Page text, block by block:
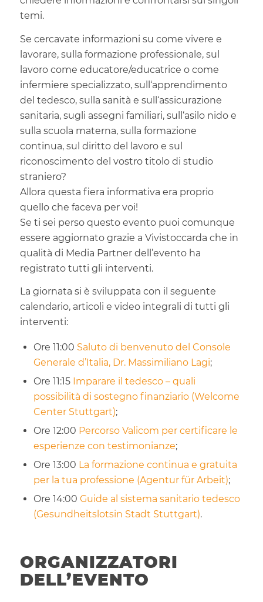
temi.
Se cercavate informazioni su come vivere e
lavorare, sulla formazione professionale, sul
lavoro come educatore/educatrice o come
infermiere specializzato, sull‘apprendimento
del tedesco, sulla sanità e sull‘assicurazione
sanitaria, sugli assegni familiari, sull‘asilo nido e
sulla scuola materna, sulla formazione
continua, sul diritto del lavoro e sul
riconoscimento del vostro titolo di studio
straniero?
Allora questa fiera informativa era proprio
quello che faceva per voi!
Se ti sei perso questo evento puoi comunque
essere aggiornato grazie a Vivistoccarda che in
qualità di Media Partner dell’evento ha
registrato tutti gli interventi.
La giornata si è sviluppata con il seguente
calendario, articoli e video integrali di tutti gli
interventi:
Ore 11:00 Saluto di benvenuto del Console
Generale d’Italia, Dr. Massimiliano Lagi;
Ore 11:15 Imparare il tedesco – quali
possibilità di sostegno finanziario (Welcome
Center Stuttgart);
Ore 12:00 Percorso Valicom per certificare le
esperienze con testimonianze;
Ore 13:00 La formazione continua e gratuita
per la tua professione (Agentur für Arbeit);
Ore 14:00 Guide al sistema sanitario tedesco
(Gesundheitslotsin Stadt Stuttgart).
ORGANIZZATORI
DELL’EVENTO